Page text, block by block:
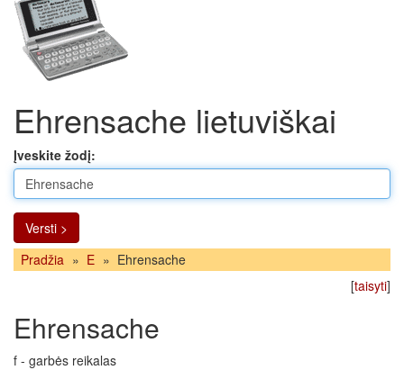
Ehrensache lietuviškai
Įveskite žodį:
Versti >
Pradžia » E » Ehrensache
[taisyti]
Ehrensache
f - garbės reikalas